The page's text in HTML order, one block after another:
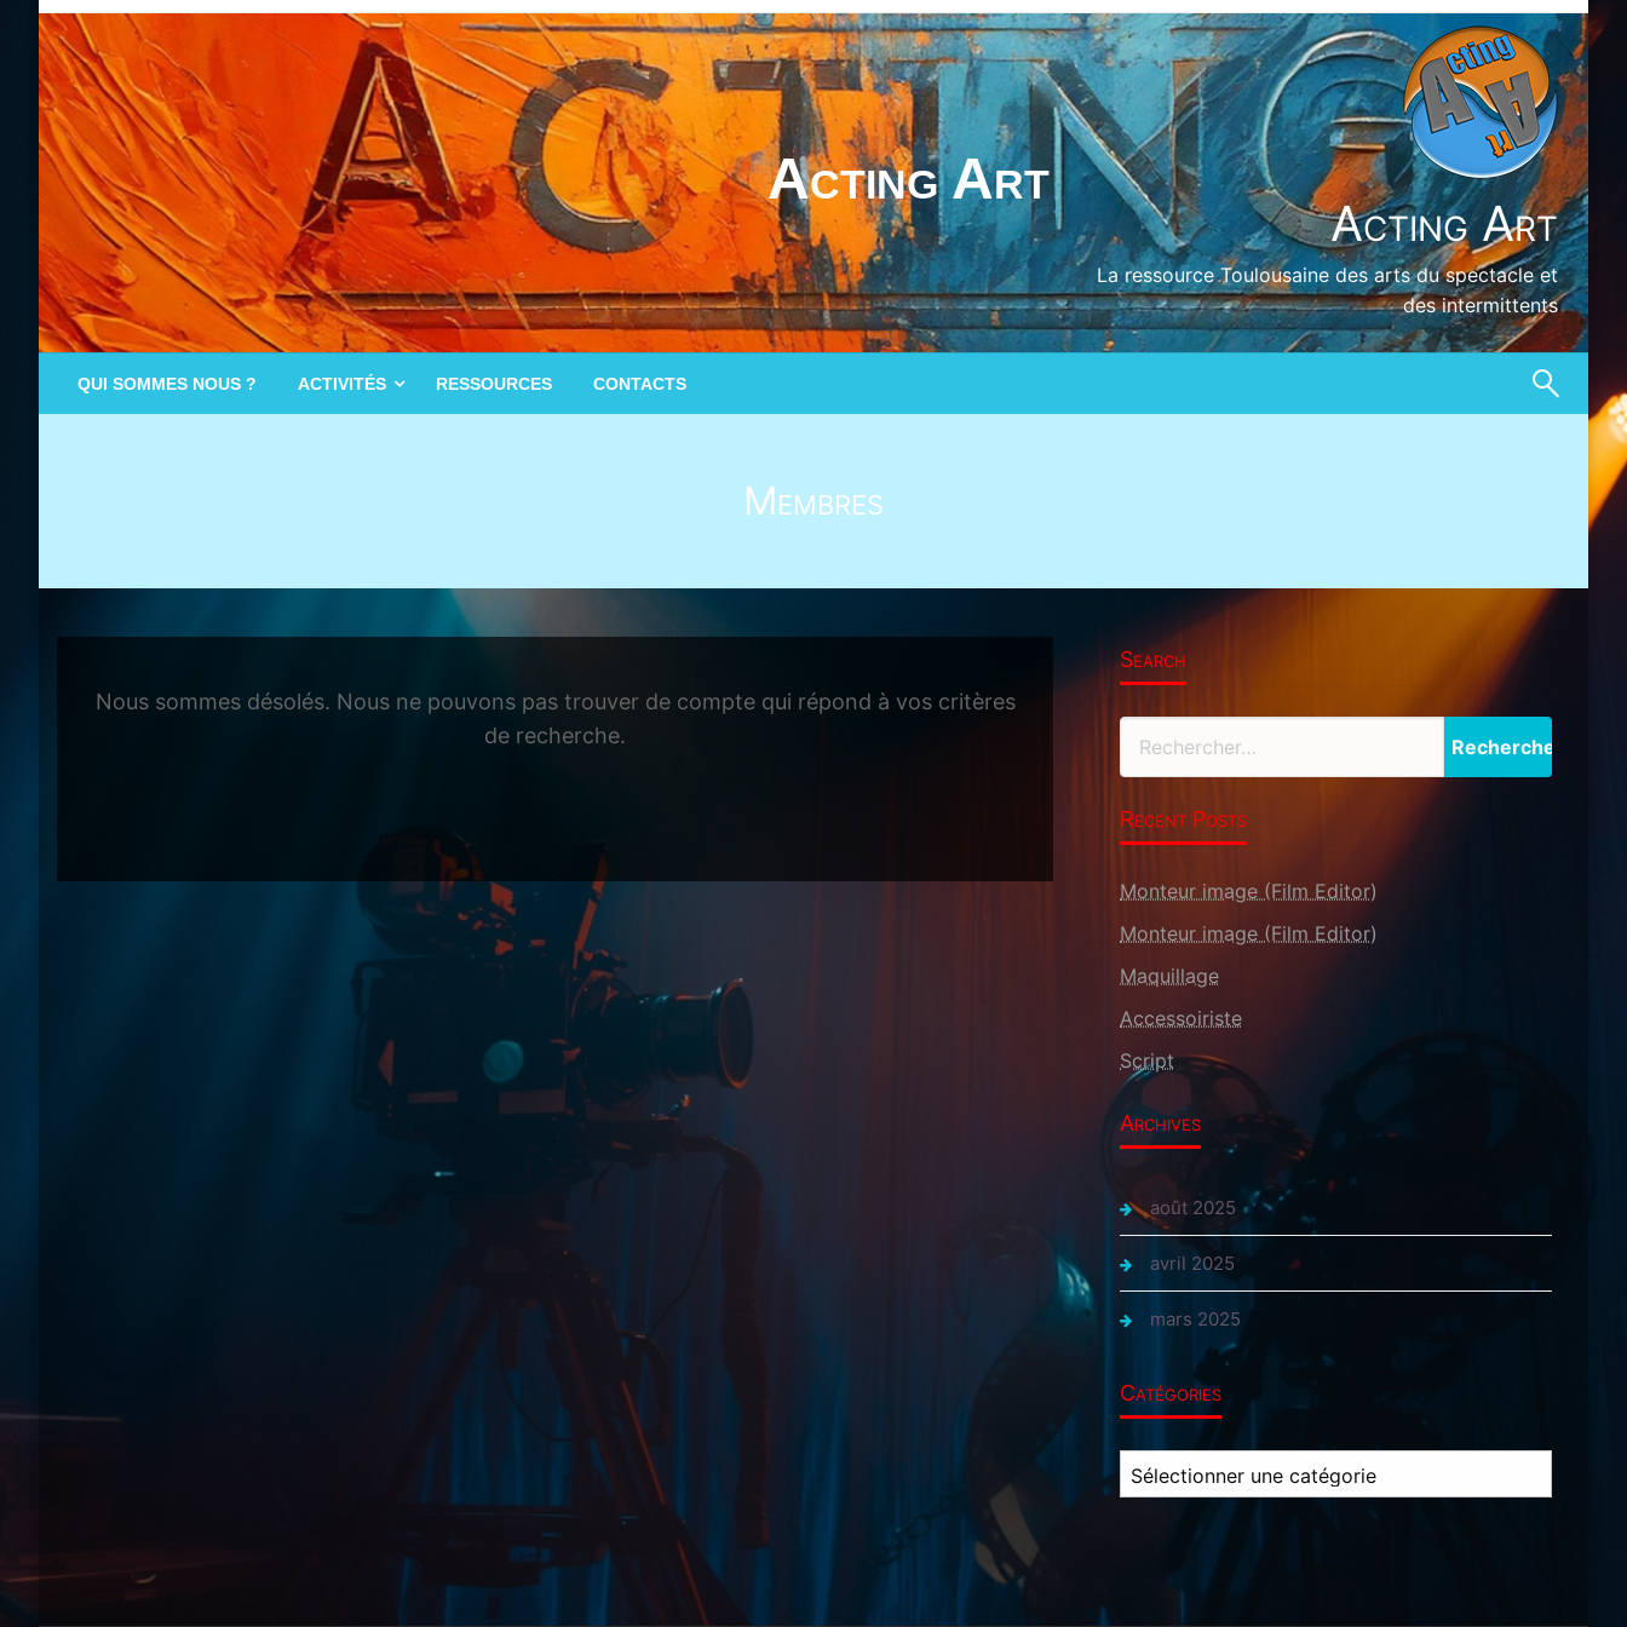
content
Acting Art
La ressource Toulousaine des arts du spectacle et
des intermittents
Acting Art
QUI SOMMES NOUS ? ACTIVITÉS RESSOURCES CONTACTS
Membres
Nous sommes désolés. Nous ne pouvons pas trouver de compte qui répond à vos critères
de recherche.
Search
Recent Posts
Monteur image (Film Editor)
Monteur image (Film Editor)
Maquillage
Accessoiriste
Script
Archives
août 2025
avril 2025
mars 2025
Catégories
Catégories